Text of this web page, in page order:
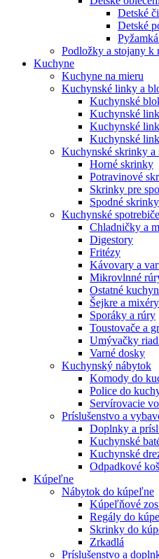
Detské
Detské
Podložky a stojany k
Kuchyne
Kuchyne na mieru
Kuchynské linky a
Kuchynské
Kuchynské
Kuchynské
Kuchynské
Kuchynské skrinky a
Horné skrinky
Potravinové
Skrinky pre
Spodné skrinky
Kuchynské spotrebiče
Chladničky a
Digestory
Fritézy
Kávovary a
Mikrovlnné
Ostatné
Šejkre a mixéry
Sporáky a rúry
Toustovače a
Umývačky
Varné dosky
Kuchynský nábytok
Komody do
Police do
Servírovacie
Príslušenstvo a
Doplnky a
Kuchynské
Kuchynské
Odpadkové
Kúpeľne
Nábytok do kúpeľne
Kúpeľňové
Regály do
Skrinky do
Zrkadlá
Príslušenstvo a